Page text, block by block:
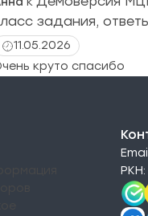
задания,
11.05.2026
круто спасибо
РКН: